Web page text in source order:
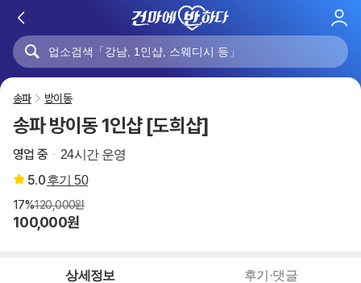
로
송파 방이동
송파 방이동 1인샵 [도희샵]
영업 중 24시간 운영
5.0후기50
17%120,000원
100,000원
상세정보 후기·댓글